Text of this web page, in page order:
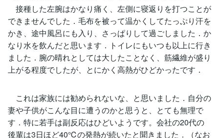
接種した左腕はかなり痛く、左側に寝返りを打つことが
できませんでした．毛布を被って温かくしてたっぷり汗を
かき、途中風呂にも入り、さっぱりして過ごしました．か
なり水を飲んだと思います．トイレにもいつも以上に行き
ました．腕の晴れとしては大したことなく、筋繊維が盛り
上がる程度でしたが、とにかく高熱がひどかったです．
これは家族には勧められないな、と思いました．自分の
妻や子供がこんな目に遭うのかと思うと、とても無理で
す．特に若手は副反応はひどいようです。会社の20代の
後輩は3日ほど40℃の発熱が続いたと聞きました．（なお